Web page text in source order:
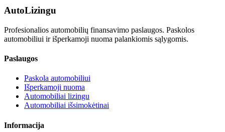
AutoLizingu
Profesionalios automobilių finansavimo paslaugos. Paskolos
automobiliui ir išperkamoji nuoma palankiomis sąlygomis.
Paslaugos
Paskola automobiliui
Išperkamoji nuoma
Automobiliai lizingu
Automobiliai išsimokėtinai
Informacija